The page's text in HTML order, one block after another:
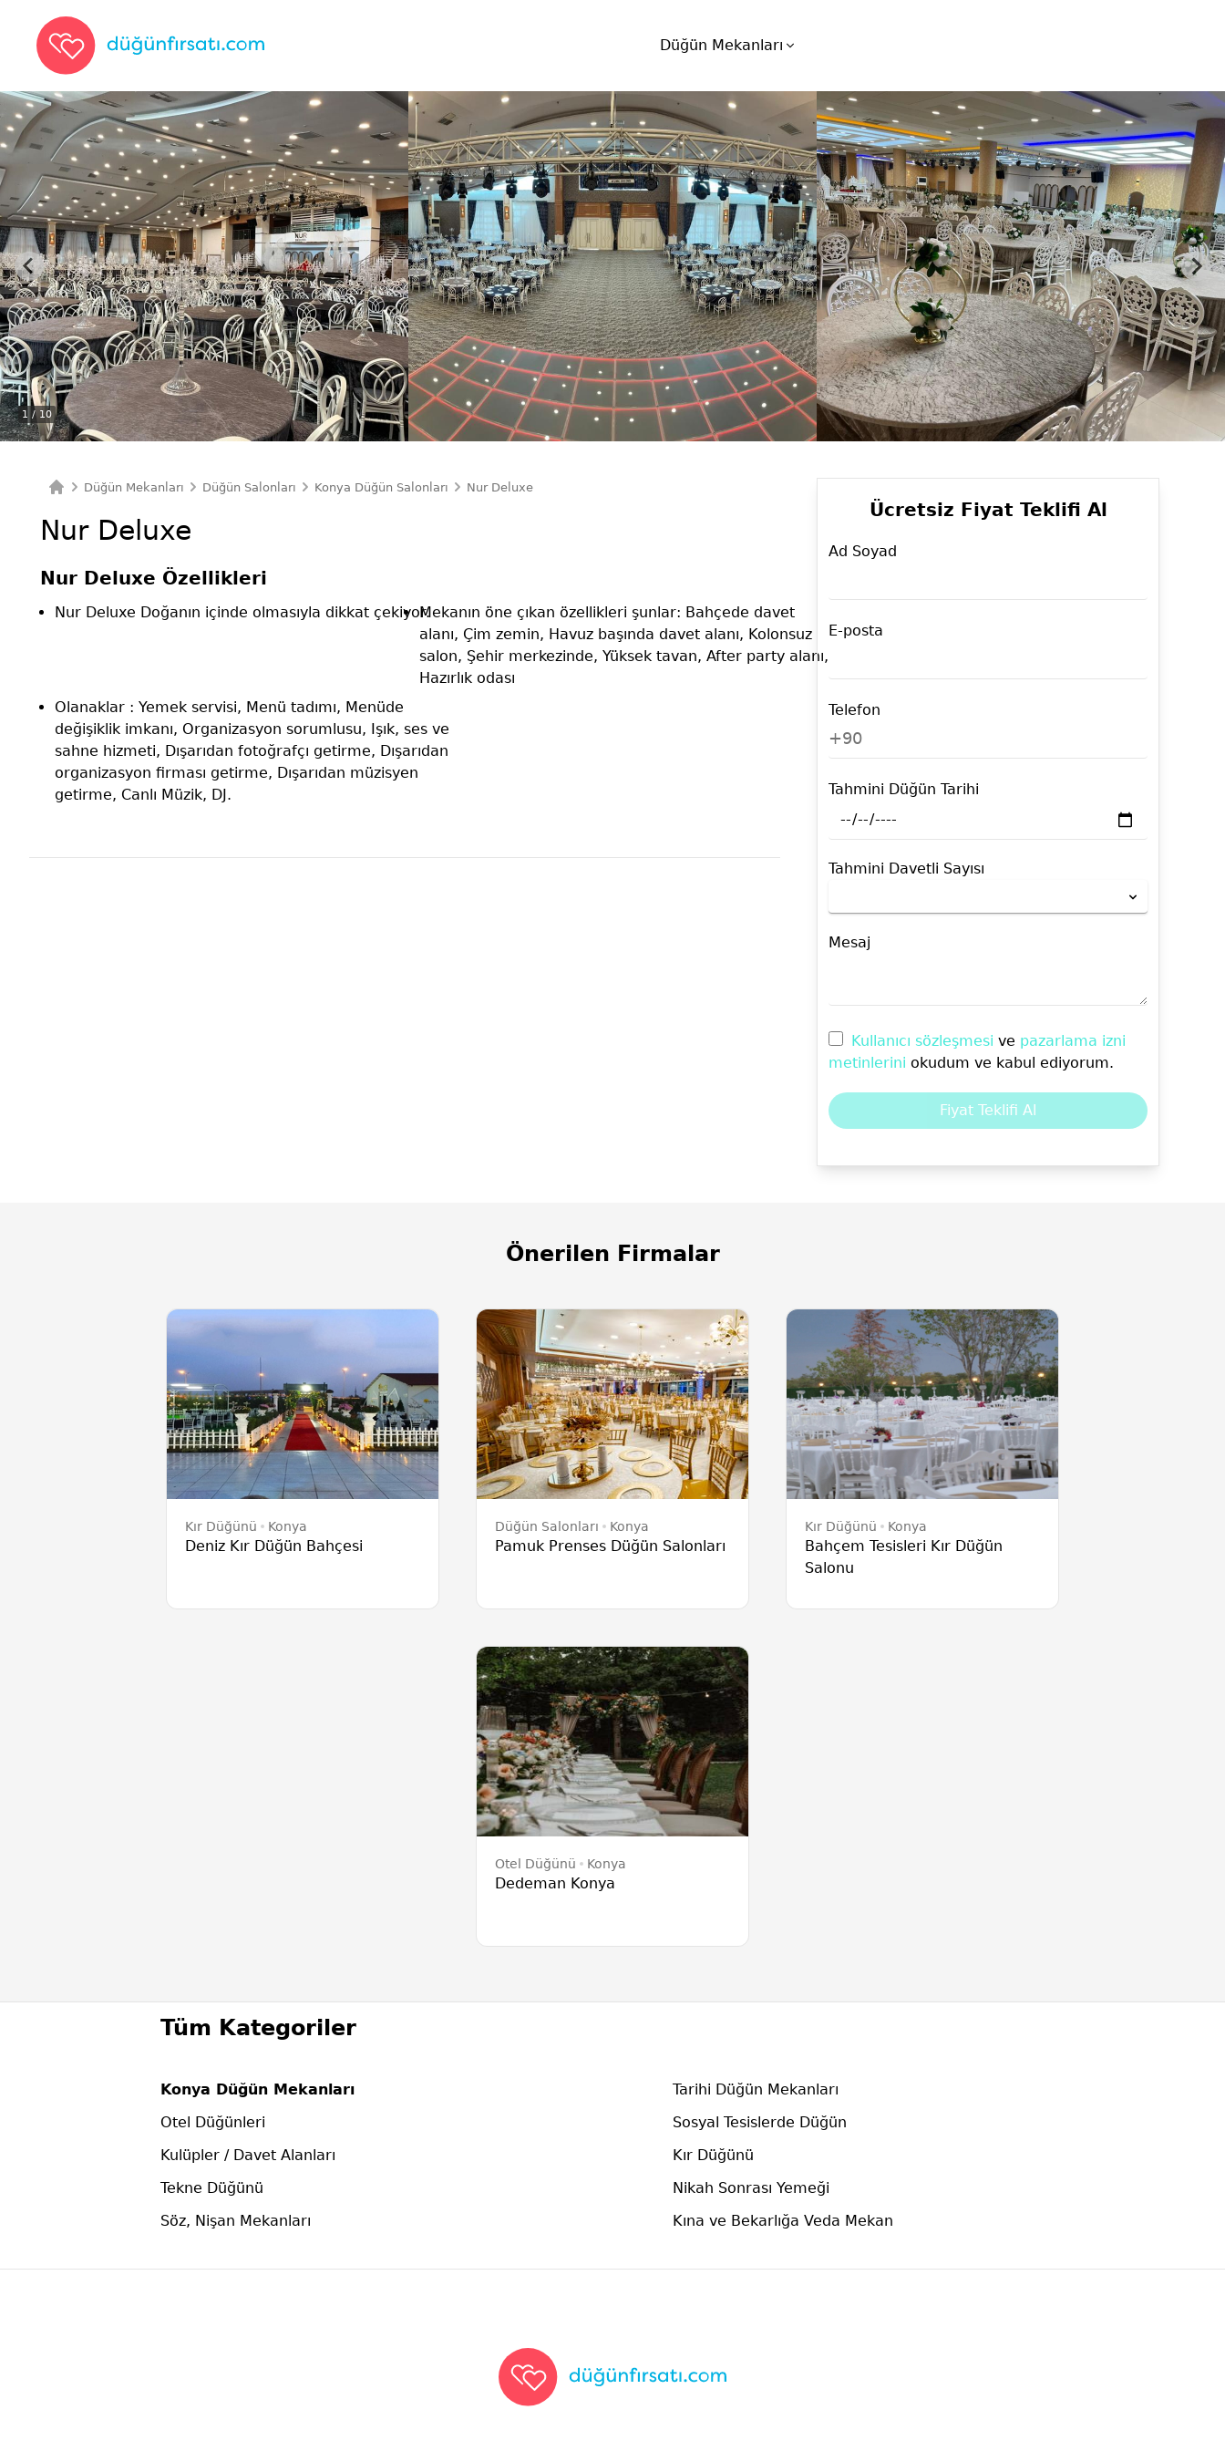
Düğün Mekanları
1 / 10
Düğün Mekanları Düğün Salonları Konya Düğün Salonları Nur Deluxe
Nur Deluxe
Nur Deluxe Özellikleri
Nur Deluxe Doğanın içinde olmasıyla dikkat çekiyor.Mekanın öne çıkan özellikleri şunlar: Bahçede davet
alanı, Çim zemin, Havuz başında davet alanı, Kolonsuz
salon, Şehir merkezinde, Yüksek tavan, After party alanı,
Hazırlık odası
Olanaklar : Yemek servisi, Menü tadımı, Menüde
değişiklik imkanı, Organizasyon sorumlusu, Işık, ses ve
sahne hizmeti, Dışarıdan fotoğrafçı getirme, Dışarıdan
organizasyon firması getirme, Dışarıdan müzisyen
getirme, Canlı Müzik, DJ.
Ücretsiz Fiyat Teklifi Al
Ad Soyad
E-posta
Telefon
+90
Tahmini Düğün Tarihi
Tahmini Davetli Sayısı
Mesaj
Kullanıcı sözleşmesi ve pazarlama izni
metinlerini okudum ve kabul ediyorum.
Fiyat Teklifi Al
Önerilen Firmalar
Kır Düğünü Konya
Deniz Kır Düğün Bahçesi
Düğün Salonları Konya
Pamuk Prenses Düğün Salonları
Kır Düğünü Konya
Bahçem Tesisleri Kır Düğün
Salonu
Otel Düğünü Konya
Dedeman Konya
Tüm Kategoriler
Konya Düğün Mekanları
Tarihi Düğün Mekanları
Otel Düğünleri
Sosyal Tesislerde Düğün
Kulüpler / Davet Alanları
Kır Düğünü
Tekne Düğünü
Nikah Sonrası Yemeği
Söz, Nişan Mekanları
Kına ve Bekarlığa Veda Mekan